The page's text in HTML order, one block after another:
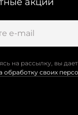
на рассылку, вы
обработку своих